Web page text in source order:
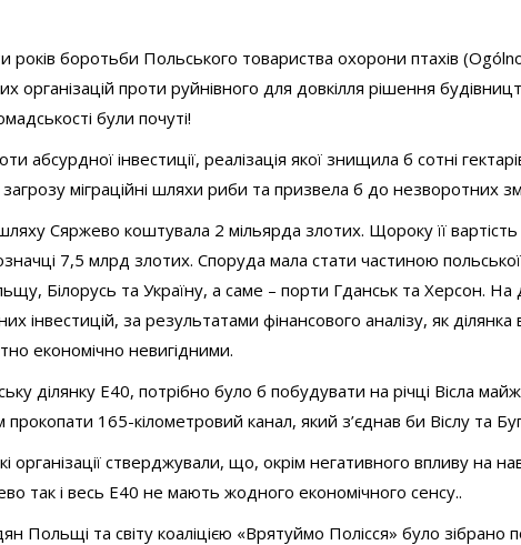
років боротьби Польського товариства охорони птахів
організацій проти руйнівного для довкілля рішення
були почуті!
абсурдної інвестиції, реалізація якої знищила б сотні
міграційні шляхи риби та призвела б до незворотних
Сяржево коштувала 2 мільярда злотих. Щороку її
7,5 млрд злотих. Споруда мала стати частиною
Білорусь та Україну, а саме – порти Гданськ та Херсон.
інвестицій, за результатами фінансового аналізу, як
економічно невигідними.
ділянку Е40, потрібно було б побудувати на річці Вісла
165-кілометровий канал, який з’єднав би Віслу та
організації стверджували, що, окрім негативного впливу на
так і весь E40 не мають жодного економічного сенсу..
Польщі та світу коаліцією «Врятуймо Полісся» було зібрано